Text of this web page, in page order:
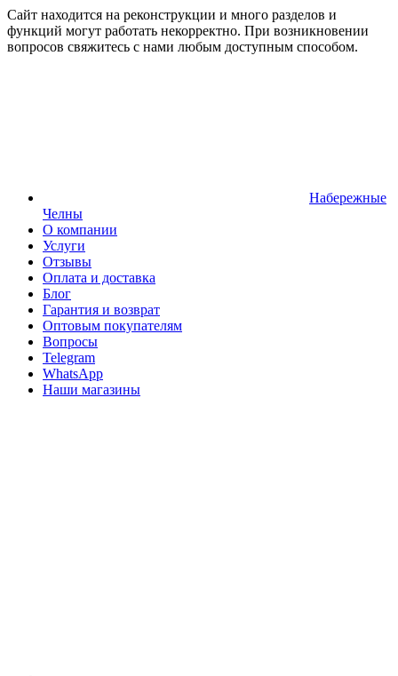
Сайт находится на реконструкции и много разделов и
функций могут работать некорректно. При возникновении
вопросов свяжитесь с нами любым доступным способом.
Набережные
Челны
О компании
Услуги
Отзывы
Оплата и доставка
Блог
Гарантия и возврат
Оптовым покупателям
Вопросы
Telegram
WhatsApp
Наши магазины